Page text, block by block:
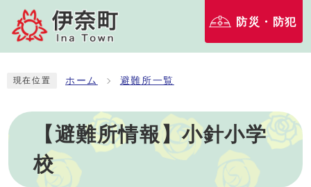
防災・防犯
現在位置 ホーム 避難所一覧
【避難所情報】小針小学
校